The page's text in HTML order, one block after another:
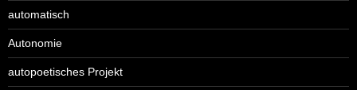
automatisch
Autonomie
autopoetisches Projekt